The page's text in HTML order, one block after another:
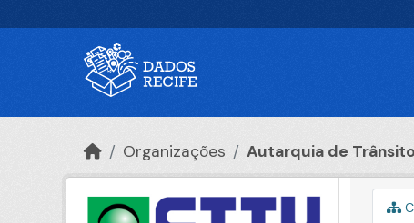
Organizações Autarquia de